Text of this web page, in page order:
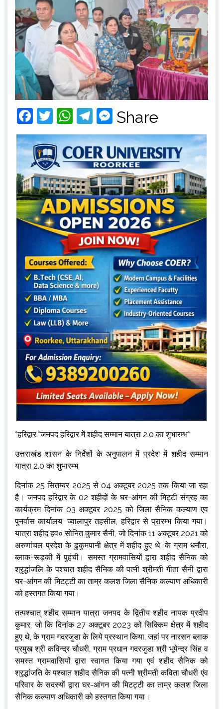
Facebook
Twitter
WhatsApp
Telegram
Messenger
Share
*हरिद्वार.*जनपद हरिद्वार में शहीद सम्मान यात्रा 2.0 का शुभारम्भ*
उत्तराखंड शासन के निर्देशों के अनुपालन में प्रदेश में शहीद सम्मान
यात्रा 2.0 का शुभारम्भ
दिनांक 25 सितम्बर 2025 से 04 अक्टूबर 2025 तक किया जा रहा
है। जनपद हरिद्वार के 02 शहीदों के घर-आंगन की मि‌ट्टी संग्रह का
कार्यक्रम दिनांक 03 अक्टूबर 2025 को जिला सैनिक कल्याण एव
पुनर्वास कार्यालय, ज्वालापुर तहसील, हरिद्वार से प्रारम्भ किया गया।
यात्रा शहीद हव० सोनित कुमार सैनी, जो दिनांक 11 अक्टूबर 2021 को
अरुणांचल प्रदेश के ढुकुमपानी क्षेत्र में शहीद हुए थे, के ग्राम धनौरा,
ब्लाक-रूड़की में पुहंची। समस्त ग्रामवासियों द्वारा शहीद सैनिक को
श्रृद्धांजलि के पश्चात शहीद सैनिक की पत्नी श्रीमती गीता सैनी द्वारा
घर-आंगन की मिटट्टी का ताम्र कलश जिला सैनिक कल्याण अधिकारी
को हस्तगत किया गया।
तत्पश्चात् शहीद सम्मान यात्रा जनपद के द्वितीय शहीद नायक प्रदीप
कुमार, जो कि दिनांक 27 अक्टूबर 2023 को सिक्किम क्षेत्र में शहीद
हुए थे, के ग्राम गदरजुडा के लिये प्रस्थान किया, जहां पर नारसन ब्लाक
प्रमुख श्री कविन्द्र चौधरी, ग्राम प्रधान गदरजुडा श्री भूपेन्द्र सिंह व
समस्त ग्रामवासियों द्वारा स्वागत किया गया एवं शहीद सैनिक को
श्रृद्धांजति के पश्चात शहीद सैनिक की पत्नी श्रीमती कविता चौधरी एंव
परिवार के सदस्यों द्वारा घर-आंगन की मिटट्टी का ताम्र कलश जिला
सैनिक कल्याण अधिकारी को हस्तगत किया गया।